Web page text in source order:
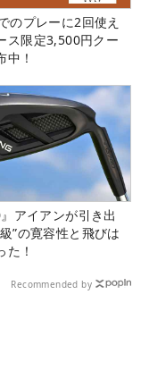
のプレーに2回使え
ス限定3,500円クー
中！
』アイアンが引き出
”の寛容性と飛びは
た！
Recommended by